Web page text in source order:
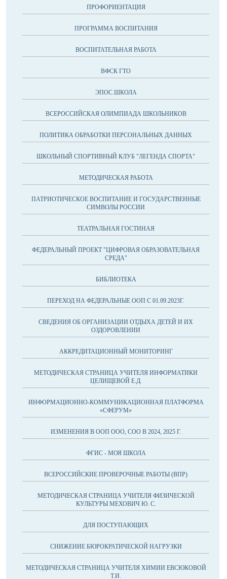
ПРОФОРИЕНТАЦИЯ
ПРОГРАММА ВОСПИТАНИЯ
ВОСПИТАТЕЛЬНАЯ РАБОТА
ВФСК ГТО
ЭПОС.ШКОЛА
ВСЕРОССИЙСКАЯ ОЛИМПИАДА ШКОЛЬНИКОВ
ПОЛИТИКА ОБРАБОТКИ ПЕРСОНАЛЬНЫХ ДАННЫХ
ШКОЛЬНЫЙ СПОРТИВНЫЙ КЛУБ "ЛЕГЕНДА СПОРТА"
МЕТОДИЧЕСКАЯ РАБОТА
ПАТРИОТИЧЕСКОЕ ВОСПИТАНИЕ И ГОСУДАРСТВЕННЫЕ
СИМВОЛЫ РОССИИ
ТЕАТРАЛЬНАЯ ГОСТИНАЯ
ФЕДЕРАЛЬНЫЙ ПРОЕКТ "ЦИФРОВАЯ ОБРАЗОВАТЕЛЬНАЯ
СРЕДА"
БИБЛИОТЕКА
ПЕРЕХОД НА ФЕДЕРАЛЬНЫЕ ООП С 01.09.2023Г.
СВЕДЕНИЯ ОБ ОРГАНИЗАЦИИ ОТДЫХА ДЕТЕЙ И ИХ
ОЗДОРОВЛЕНИИ
АККРЕДИТАЦИОННЫЙ МОНИТОРИНГ
МЕТОДИЧЕСКАЯ СТРАНИЦА УЧИТЕЛЯ ИНФОРМАТИКИ
ЦЕЛИЩЕВОЙ Е.Д.
ИНФОРМАЦИОННО-КОММУНИКАЦИОННАЯ ПЛАТФОРМА
«СФЕРУМ»
ИЗМЕНЕНИЯ В ООП ООО, СОО В 2024, 2025 Г.
ФГИС - МОЯ ШКОЛА
ВСЕРОССИЙСКИЕ ПРОВЕРОЧНЫЕ РАБОТЫ (ВПР)
МЕТОДИЧЕСКАЯ СТРАНИЦА УЧИТЕЛЯ ФИЗИЧЕСКОЙ
КУЛЬТУРЫ МЕХОВИЧ Ю. С.
ДЛЯ ПОСТУПАЮЩИХ
СНИЖЕНИЕ БЮРОКРАТИЧЕСКОЙ НАГРУЗКИ
МЕТОДИЧЕСКАЯ СТРАНИЦА УЧИТЕЛЯ ХИМИИ ЕВСЮКОВОЙ
Т.И.